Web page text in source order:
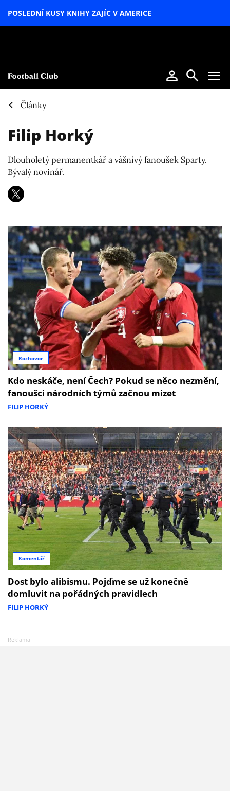
POSLEDNÍ KUSY KNIHY ZAJÍC V AMERICE
Články
Filip Horký
Dlouholetý permanentkář a vášnivý fanoušek Sparty.
Bývalý novinář.
Rozhovor
Kdo neskáče, není Čech? Pokud se něco nezmění,
fanoušci národních týmů začnou mizet
FILIP HORKÝ
Komentář
Dost bylo alibismu. Pojďme se už konečně
domluvit na pořádných pravidlech
FILIP HORKÝ